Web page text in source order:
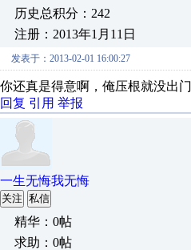
历史总积分：242
注册：2013年1月11日
发表于：2013-02-01 16:00:27
你还真是得意啊，俺压根就没出门
回复 引用 举报
一生无悔我无悔
关注 私信
精华：0帖
求助：0帖